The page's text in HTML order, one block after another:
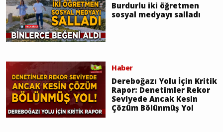
Burdurlu iki öğretmen
sosyal medyayı salladı
Haber
Dereboğazı Yolu İçin Kritik
Rapor: Denetimler Rekor
Seviyede Ancak Kesin
Çözüm Bölünmüş Yol